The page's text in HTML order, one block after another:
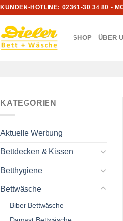
KUNDEN-HOTLINE: 02361-30 34 80 •
SHOP ÜBER
KATEGORIEN
Aktuelle Werbung
Bettdecken & Kissen
Betthygiene
Bettwäsche
Biber Bettwäsche
Damast Bettwäsche